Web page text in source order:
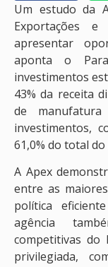
Um estudo da
Exportações e
apresentar
aponta o
investimentos
43% da receita
de
investimentos,
61,0% do total
A Apex
entre as
política
agência
competitivas do
privilegiada,